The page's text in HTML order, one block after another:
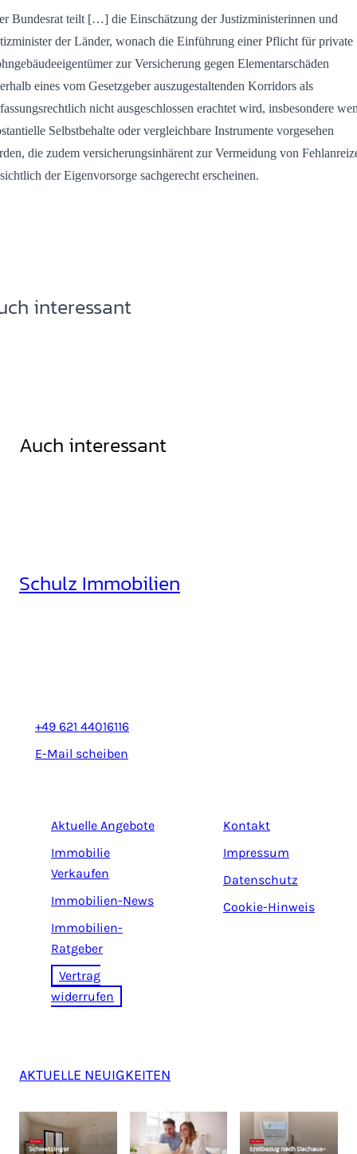
Bundesrat teilt […] die Einschätzung der Justizministerinnen und
der Länder, wonach die Einführung einer Pflicht für private
zur Versicherung gegen Elementarschäden
eines vom Gesetzgeber auszugestaltenden Korridors als
nicht ausgeschlossen erachtet wird, insbesondere
Selbstbehalte oder vergleichbare Instrumente vorgesehen
die zudem versicherungsinhärent zur Vermeidung von
der Eigenvorsorge sachgerecht erscheinen.
interessant
Auch interessant
Schulz Immobilien
+49 621 44016116
E-Mail scheiben
Aktuelle Angebote
Immobilie
Verkaufen
Immobilien-News
Immobilien-
Ratgeber
Vertrag
widerrufen
Kontakt
Impressum
Datenschutz
Cookie-Hinweis
AKTUELLE NEUIGKEITEN